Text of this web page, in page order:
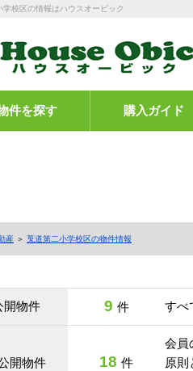
学校区の情報はハウスオービック
件を探す 購入ガイド
産 ＞ 莵道第二小学校区の物件情報
開物件 9 件 すべ
開物件 18 件
会員
原則